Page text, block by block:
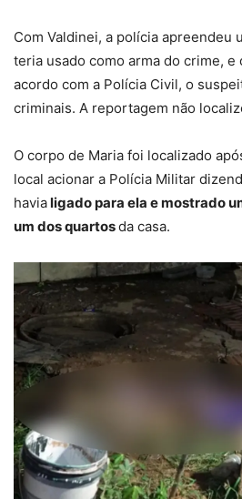
Com Valdinei, a polícia apreendeu
teria usado como arma do crime, e
acordo com a Polícia Civil, o
criminais. A reportagem não
O corpo de Maria foi localizado
local acionar a Polícia Militar
havialigado para ela e mostrado
um dos quartosda casa.